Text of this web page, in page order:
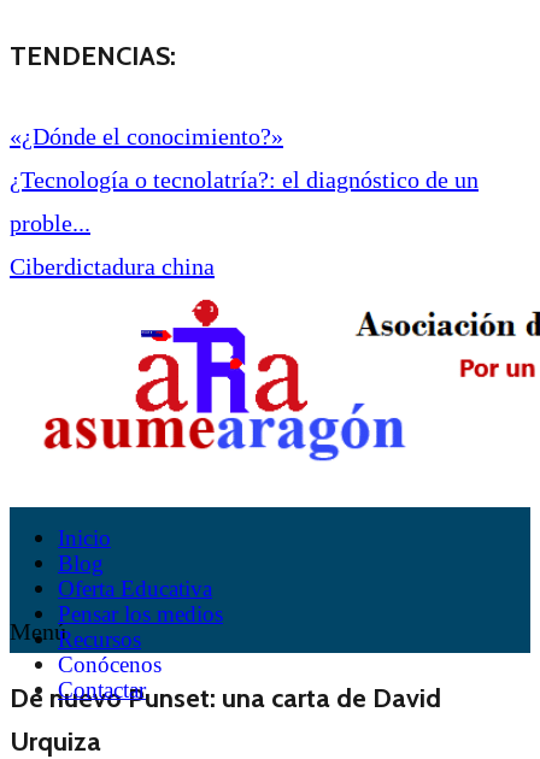
TENDENCIAS:
«¿Dónde el conocimiento?»
¿Tecnología o tecnolatría?: el diagnóstico de un
proble...
Ciberdictadura china
Inicio
Blog
Oferta Educativa
Pensar los medios
Recursos
Conócenos
Contactar
Menú
De nuevo Punset: una carta de David
Urquiza